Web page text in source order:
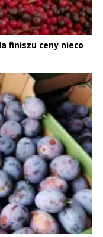
finiszu ceny nieco